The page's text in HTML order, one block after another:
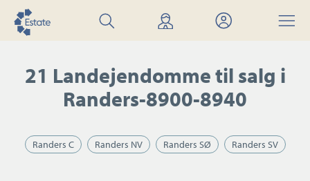
Søg
bolig
Find
mægler
Mit
Estate
Menu
21 Landejendomme til salg i
Randers-8900-8940
Randers C Randers NV Randers SØ Randers SV